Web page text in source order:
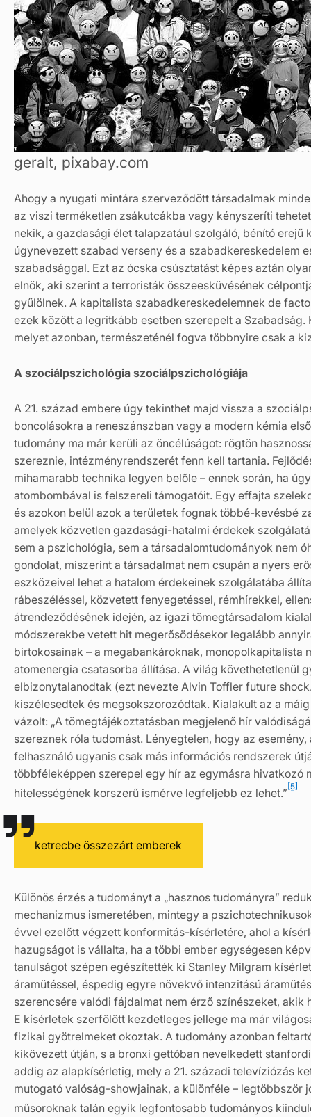
geralt, pixabay.com
Ahogy a nyugati mintára szerveződött társadalmak
az viszi terméketlen zsákutcákba vagy kényszeríti
nekik, a gazdasági élet talapzatául szolgáló, bénító
úgynevezett szabad verseny és a szabadkereskedelem
szabadsággal. Ezt az ócska csúsztatást képes aztán
elnök, aki szerint a terroristák összeesküvésének
gyűlölnek. A kapitalista szabadkereskedelemnek de
ezek között a legritkább esetben szerepelt a
melyet azonban, természeténél fogva többnyire csak a
A szociálpszichológia szociálpszichológiája
A 21. század embere úgy tekinthet majd vissza a
boncolásokra a reneszánszban vagy a modern kémia
tudomány ma már kerüli az öncélúságot: rögtön
szereznie, intézményrendszerét fenn kell tartania.
mihamarabb technika legyen belőle – ennek során, ha
atombombával is felszereli támogatóit. Egy effajta
és azokon belül azok a területek fognak többé-kevésbé
amelyek közvetlen gazdasági-hatalmi érdekek
sem a pszichológia, sem a társadalomtudományok nem
gondolat, miszerint a társadalmat nem csupán a nyers
eszközeivel lehet a hatalom érdekeinek szolgálatába
rábeszéléssel, közvetett fenyegetéssel, rémhírekkel,
átrendeződésének idején, az igazi tömegtársadalom
módszerekbe vetett hit megerősödésekor legalább
birtokosainak – a megabankároknak, monopolkapitalista
atomenergia csatasorba állítása. A világ követhetetlenül
elbizonytalanodtak (ezt nevezte Alvin Toffler future shock
kiszélesedtek és megsokszorozódtak. Kialakult az a
vázolt: „A tömegtájékoztatásban megjelenő hír
szereznek róla tudomást. Lényegtelen, hogy az
felhasználó ugyanis csak más információs rendszerek
többféleképpen szerepel egy hír az egymásra hivatkozó
hitelességének korszerű ismérve legfeljebb ez lehet.”[5]
ketrecbe összezárt emberek
Különös érzés a tudományt a „hasznos tudományra”
mechanizmus ismeretében, mintegy a
évvel ezelőtt végzett konformitás-kísérletére, ahol a
hazugságot is vállalta, ha a többi ember egységesen
tanulságot szépen egészítették ki Stanley Milgram
áramütéssel, éspedig egyre növekvő intenzitású
szerencsére valódi fájdalmat nem érző színészeket,
E kísérletek szerfölött kezdetleges jellege ma már
fizikai gyötrelmeket okoztak. A tudomány azonban
kikövezett útján, s a bronxi gettóban nevelkedett
addig az alapkísérletig, mely a 21. századi televíziózás
mutogató valóság-showjainak, a különféle –
műsoroknak talán egyik legfontosabb tudományos